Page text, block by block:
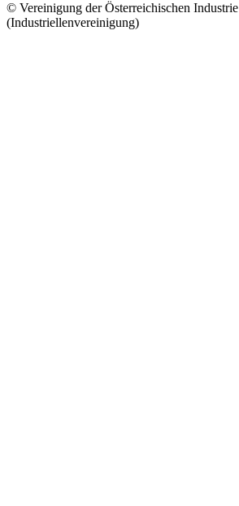
© Vereinigung der Österreichischen Industrie
(Industriellenvereinigung)